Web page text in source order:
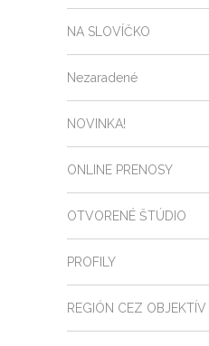
NA SLOVÍČKO
Nezaradené
NOVINKA!
ONLINE PRENOSY
OTVORENÉ ŠTÚDIO
PROFILY
REGIÓN CEZ OBJEKTÍV